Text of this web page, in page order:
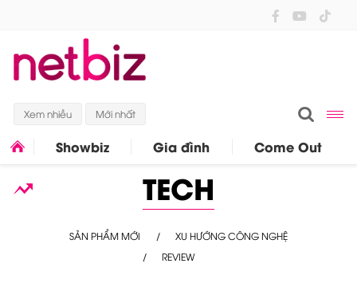
Xem nhiều Mới nhất
Showbiz Gia đình Come Out
TECH
SẢN PHẨM MỚI
XU HƯỚNG CÔNG NGHỆ
REVIEW